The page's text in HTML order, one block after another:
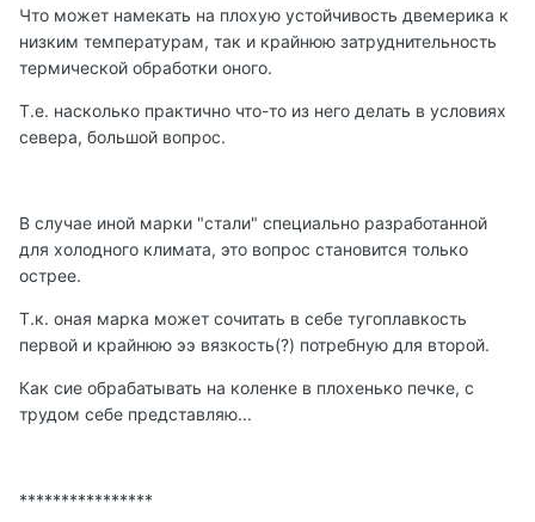
Что может намекать на плохую устойчивость двемерика к
низким температурам, так и крайнюю затруднительность
термической обработки оного.
Т.е. насколько практично что-то из него делать в условиях
севера, большой вопрос.
В случае иной марки "стали" специально разработанной
для холодного климата, это вопрос становится только
острее.
Т.к. оная марка может сочитать в себе тугоплавкость
первой и крайнюю ээ вязкость(?) потребную для второй.
Как сие обрабатывать на коленке в плохенько печке, с
трудом себе представляю...
****************